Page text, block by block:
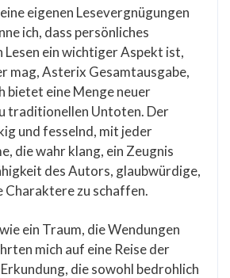
eigenen Lesevergnügungen
ich, dass persönliches
Lesen ein wichtiger Aspekt ist,
mag, Asterix Gesamtausgabe,
bietet eine Menge neuer
traditionellen Untoten. Der
und fesselnd, mit jeder
die wahr klang, ein Zeugnis
des Autors, glaubwürdige,
Charaktere zu schaffen.
ein Traum, die Wendungen
mich auf eine Reise der
die sowohl bedrohlich